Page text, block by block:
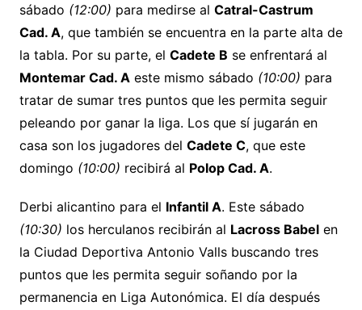
sábado (12:00) para medirse al Catral-Castrum
Cad. A, que también se encuentra en la parte alta de
la tabla. Por su parte, el Cadete B se enfrentará al
Montemar Cad. A este mismo sábado (10:00) para
tratar de sumar tres puntos que les permita seguir
peleando por ganar la liga. Los que sí jugarán en
casa son los jugadores del Cadete C, que este
domingo (10:00) recibirá al Polop Cad. A.
Derbi alicantino para el Infantil A. Este sábado
(10:30) los herculanos recibirán al Lacross Babelen
la Ciudad Deportiva Antonio Valls buscando tres
puntos que les permita seguir soñando por la
permanencia en Liga Autonómica. El día después